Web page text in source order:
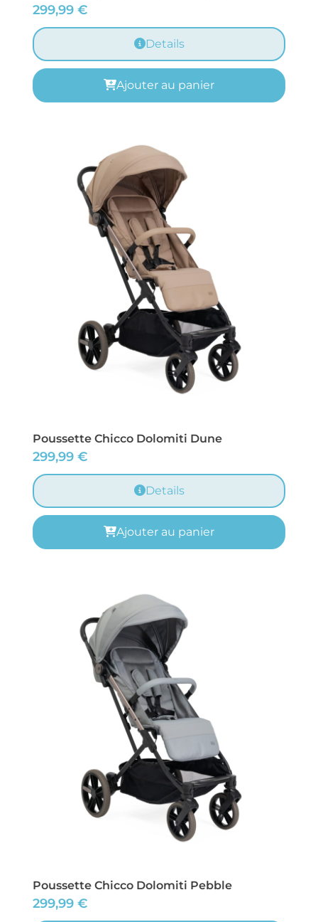
299,99 €
Details
Ajouter au panier
Poussette Chicco Dolomiti Dune
299,99 €
Details
Ajouter au panier
Poussette Chicco Dolomiti Pebble
299,99 €